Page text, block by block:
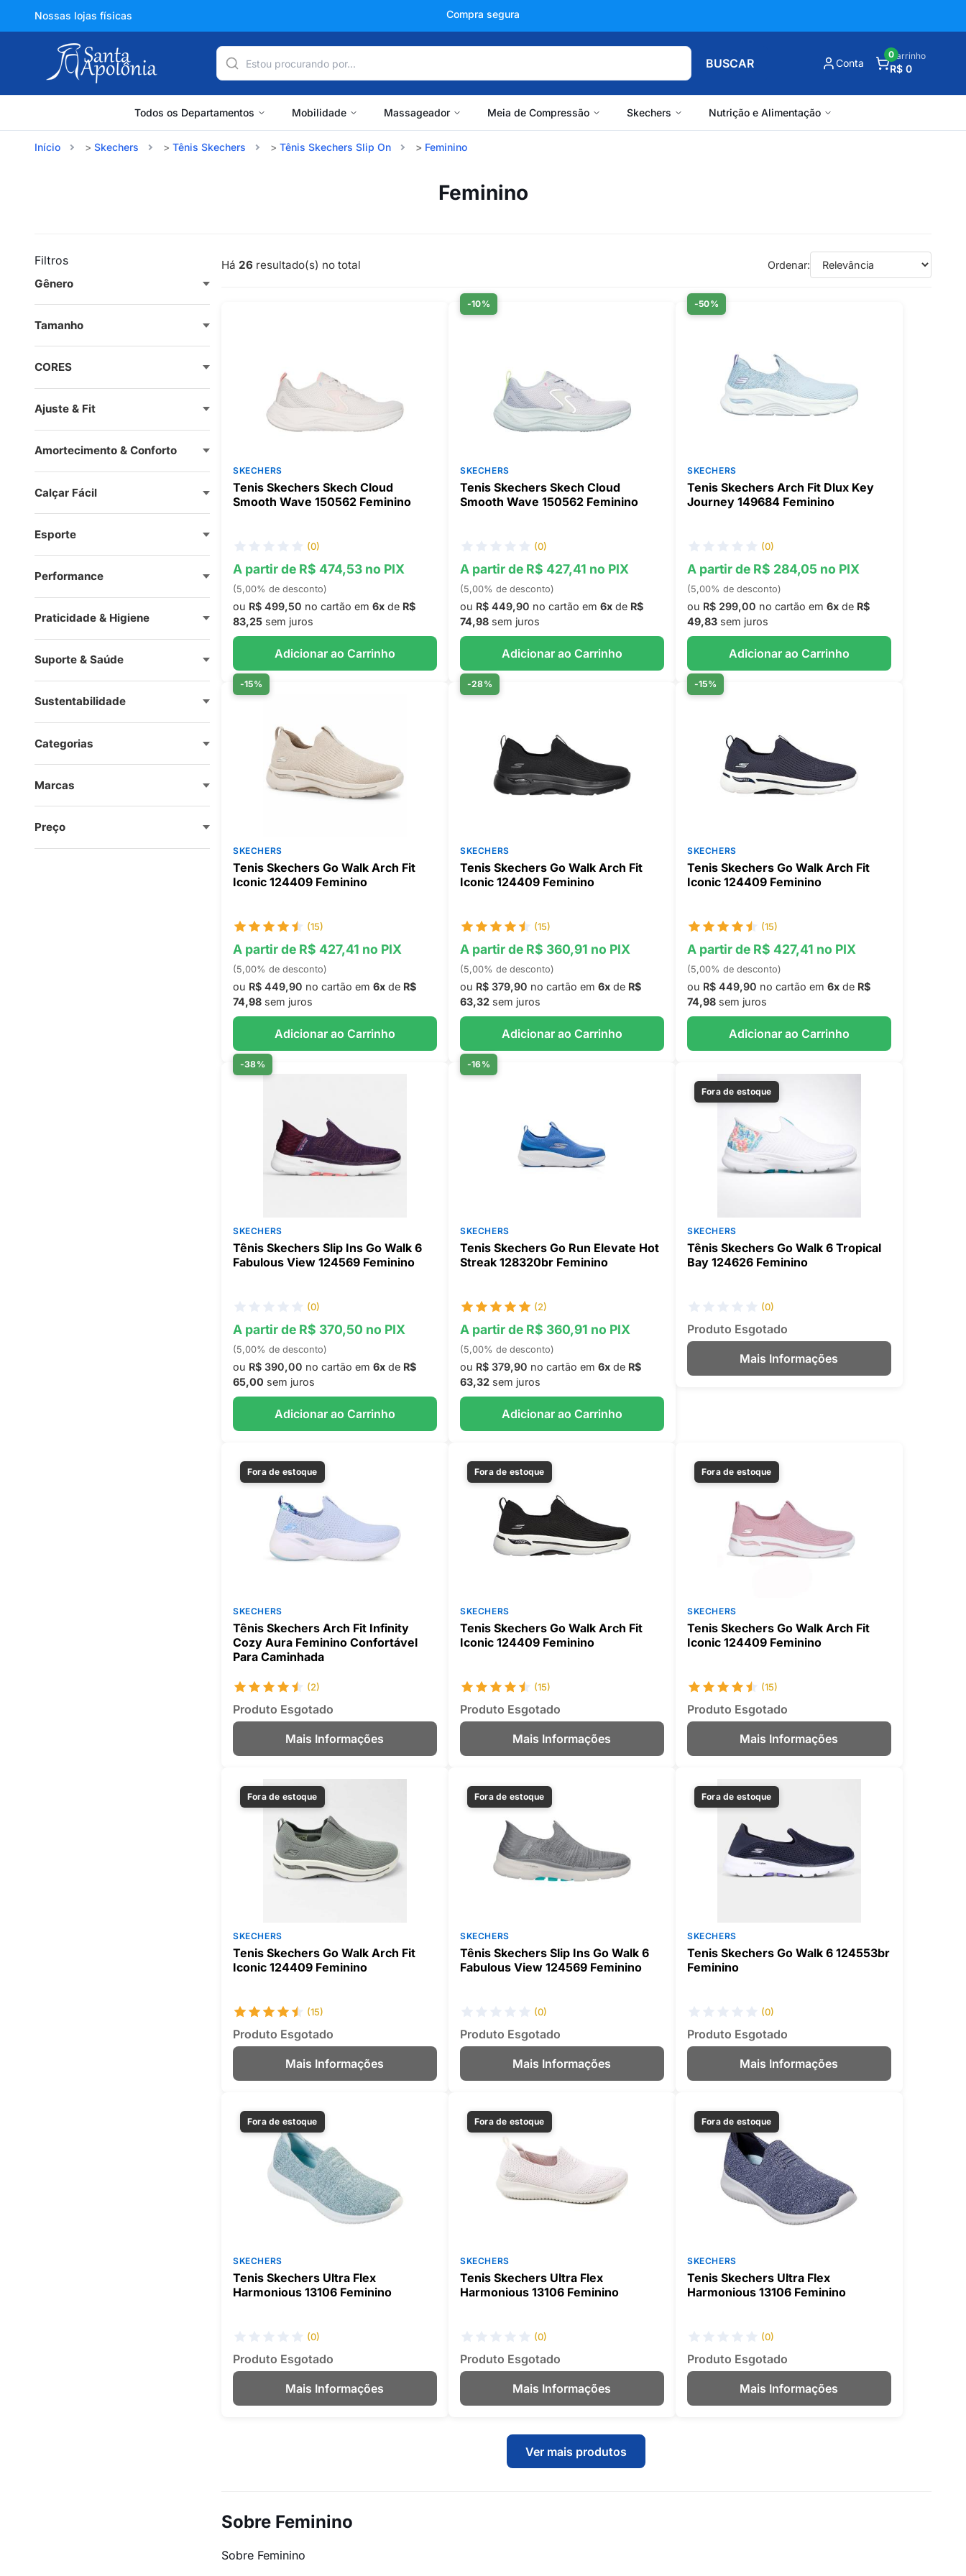
Nossas lojas físicas +150 mil avaliações
BUSCAR Conta
Carrinho
R$ 0
0
Todos os Departamentos Mobilidade Massageador Meia de Compressão Skechers Nutrição e Alimentação
Início Skechers Tênis Skechers Tênis Skechers Slip On Feminino
Feminino
Filtros
Gênero
Preço
CORES
Tamanho
Categorias
Marcas
Ajuste & Fit
Amortecimento & Conforto
Calçar Fácil
Esporte
Performance
Praticidade & Higiene
Suporte & Saúde
Sustentabilidade
Há 26resultado(s) no total Ordenar:
SKECHERS
Tenis Skechers Skech Cloud
Smooth Wave 150562 Feminino
(0)
A partir de R$ 474,53 no PIX
(5,00% de desconto)
ou R$ 499,50 no cartão em 6xde R$
83,25sem juros
Adicionar ao Carrinho
-10%
SKECHERS
Tenis Skechers Skech Cloud
Smooth Wave 150562 Feminino
(0)
A partir de R$ 427,41 no PIX
(5,00% de desconto)
ou R$ 449,90 no cartão em 6xde R$
74,98sem juros
Adicionar ao Carrinho
-50%
SKECHERS
Tenis Skechers Arch Fit Dlux Key
Journey 149684 Feminino
(0)
A partir de R$ 284,05 no PIX
(5,00% de desconto)
ou R$ 299,00 no cartão em 6xde R$
49,83sem juros
Adicionar ao Carrinho
-15%
SKECHERS
Tenis Skechers Go Walk Arch Fit
Iconic 124409 Feminino
(15)
A partir de R$ 427,41 no PIX
(5,00% de desconto)
ou R$ 449,90 no cartão em 6xde R$
74,98sem juros
Adicionar ao Carrinho
-28%
SKECHERS
Tenis Skechers Go Walk Arch Fit
Iconic 124409 Feminino
(15)
A partir de R$ 360,91 no PIX
(5,00% de desconto)
ou R$ 379,90 no cartão em 6xde R$
63,32sem juros
Adicionar ao Carrinho
-15%
SKECHERS
Tenis Skechers Go Walk Arch Fit
Iconic 124409 Feminino
(15)
A partir de R$ 427,41 no PIX
(5,00% de desconto)
ou R$ 449,90 no cartão em 6xde R$
74,98sem juros
Adicionar ao Carrinho
-38%
SKECHERS
Tênis Skechers Slip Ins Go Walk 6
Fabulous View 124569 Feminino
(0)
A partir de R$ 370,50 no PIX
(5,00% de desconto)
ou R$ 390,00 no cartão em 6xde R$
65,00 sem juros
Adicionar ao Carrinho
-16%
SKECHERS
Tenis Skechers Go Run Elevate Hot
Streak 128320br Feminino
(2)
A partir de R$ 360,91 no PIX
(5,00% de desconto)
ou R$ 379,90 no cartão em 6xde R$
63,32sem juros
Adicionar ao Carrinho
Fora de estoque
SKECHERS
Tênis Skechers Go Walk 6 Tropical
Bay 124626 Feminino
(0)
Produto Esgotado
Mais Informações
Fora de estoque
SKECHERS
Tênis Skechers Arch Fit Infinity
Cozy Aura Feminino Confortável
Para Caminhada
(2)
Produto Esgotado
Mais Informações
Fora de estoque
SKECHERS
Tenis Skechers Go Walk Arch Fit
Iconic 124409 Feminino
(15)
Produto Esgotado
Mais Informações
Fora de estoque
SKECHERS
Tenis Skechers Go Walk Arch Fit
Iconic 124409 Feminino
(15)
Produto Esgotado
Mais Informações
Fora de estoque
SKECHERS
Tenis Skechers Go Walk Arch Fit
Iconic 124409 Feminino
(15)
Produto Esgotado
Mais Informações
Fora de estoque
SKECHERS
Tênis Skechers Slip Ins Go Walk 6
Fabulous View 124569 Feminino
(0)
Produto Esgotado
Mais Informações
Fora de estoque
SKECHERS
Tenis Skechers Go Walk 6 124553br
Feminino
(0)
Produto Esgotado
Mais Informações
Fora de estoque
SKECHERS
Tenis Skechers Ultra Flex
Harmonious 13106 Feminino
(0)
Produto Esgotado
Mais Informações
Fora de estoque
SKECHERS
Tenis Skechers Ultra Flex
Harmonious 13106 Feminino
(0)
Produto Esgotado
Mais Informações
Fora de estoque
SKECHERS
Tenis Skechers Ultra Flex
Harmonious 13106 Feminino
(0)
Produto Esgotado
Mais Informações
Ver mais produtos
Sobre Feminino
Sobre Feminino